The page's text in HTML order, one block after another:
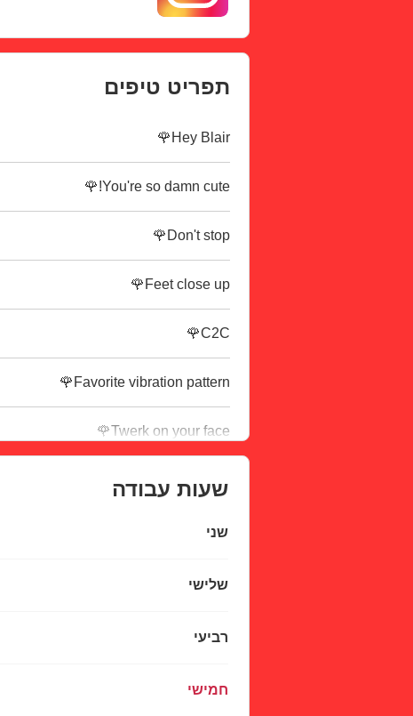
תפריט טיפים
Hey Blair🌹
You're so damn cute!🌹
Don't stop🌹
Feet close up🌹
C2C🌹
Favorite vibration pattern🌹
Twerk on your face🌹
שעות עבודה
שני
שלישי
רביעי
חמישי